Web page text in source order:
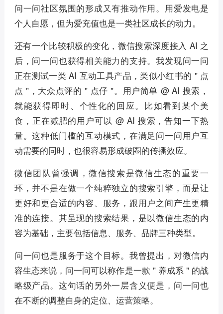
问一问社区氛围的形成又有推动作用。用爱发电是
个人自愿，但为爱充值也是一类社区成长的动力。
还有一个比较积极的变化，微信搜索深度接入 AI 之
后，问一问也获得相关能力的支持。我发现问一问
正在测试一类 AI 互动工具产品，类似小红书的 " 点
点 "，大众点评的 " 点仔 "。用户简单 @ AI 搜索，
就能获得即时、个性化的回应。比如看到某个美
食，正在减肥的用户可以 @ AI 搜索，告知一下热
量。这种低门槛的互动模式，在满足问一问用户互
动需要的同时，也很容易形成破圈的传播效应。
微信团队曾强调，微信搜索是微信生态的重要一
环，并不是在做一个纯粹独立的搜索引擎，而是让
更好和更合适的内容、服务，跟用户之间产生更精
准的连接。其呈现的搜索结果，是以微信生态的内
容为基础，主要包括信息、服务、品牌三种类型。
问一问也是服务于这个目标。我曾提出，对微信内
容生态来说，问一问可以称作是一款 " 养成系 " 的战
略级产品。这句话的另外一层含义便是，问一问也
在不断的调整自身的定位、运营策略。